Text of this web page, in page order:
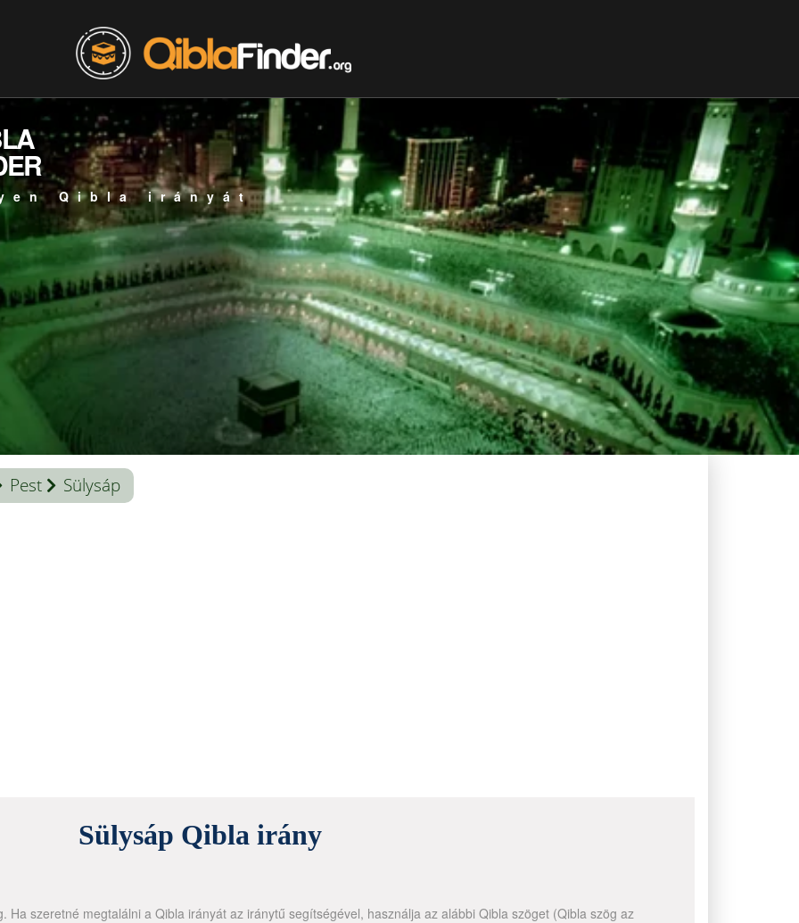
Qibla irányát
Pest Sülysáp
Sülysáp Qibla irány
Ha szeretné megtalálni a Qibla irányát az iránytű segítségével, használja az alábbi Qibla szöget (Qibla szög az